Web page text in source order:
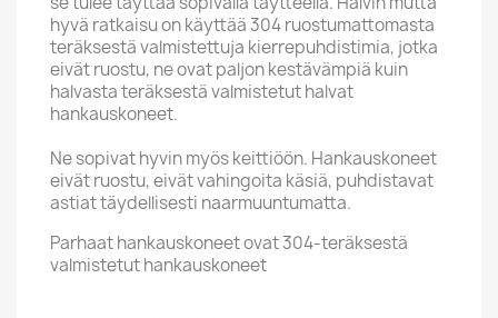
hyvä ratkaisu on käyttää 304 ruostumattomasta
teräksestä valmistettuja kierrepuhdistimia, jotka
eivät ruostu, ne ovat paljon kestävämpiä kuin
halvasta teräksestä valmistetut halvat
hankauskoneet.
Ne sopivat hyvin myös keittiöön. Hankauskoneet
eivät ruostu, eivät vahingoita käsiä, puhdistavat
astiat täydellisesti naarmuuntumatta.
Parhaat hankauskoneet ovat 304-teräksestä
valmistetut hankauskoneet